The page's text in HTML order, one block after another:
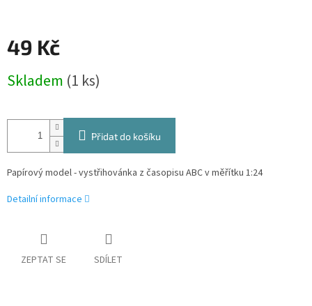
49 Kč
cena:
Skladem (1 ks)
Přidat do košíku
Papírový model - vystřihovánka z časopisu ABC v měřítku 1:24
Detailní informace
ZEPTAT SE SDÍLET